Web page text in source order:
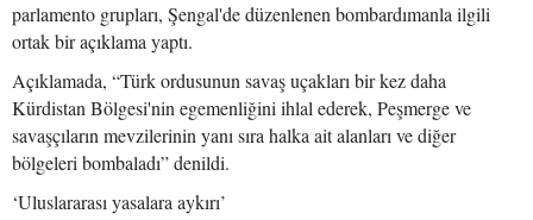
parlamento grupları, Şengal'de düzenlenen bombardımanla ilgili
ortak bir açıklama yaptı.
Açıklamada, “Türk ordusunun savaş uçakları bir kez daha
Kürdistan Bölgesi'nin egemenliğini ihlal ederek, Peşmerge ve
savaşçıların mevzilerinin yanı sıra halka ait alanları ve diğer
bölgeleri bombaladı” denildi.
‘Uluslararası yasalara aykırı’